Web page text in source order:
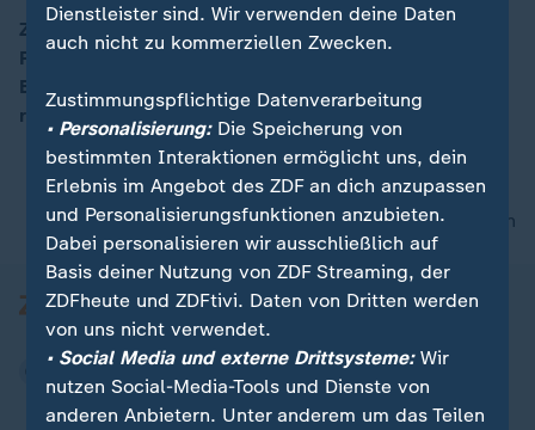
Zwei Jahre nachdem die 16-jährige Safia S. einen
Polizisten mit einem Messer attackiert hat, wies der
BGH die Revision zurück und erklärte das Urteil für
rechtskräftig.
nach oben
Dienstleister sind. Wir verwenden deine Daten
auch nicht zu kommerziellen Zwecken.
Zustimmungspflichtige Datenverarbeitung
• Personalisierung:Die Speicherung von
bestimmten Interaktionen ermöglicht uns, dein
Erlebnis im Angebot des ZDF an dich anzupassen
und Personalisierungsfunktionen anzubieten.
Dabei personalisieren wir ausschließlich auf
Basis deiner Nutzung von ZDF Streaming, der
ZDFheute und ZDFtivi. Daten von Dritten werden
von uns nicht verwendet.
• Social Media und externe Drittsysteme:Wir
nutzen Social-Media-Tools und Dienste von
anderen Anbietern. Unter anderem um das Teilen